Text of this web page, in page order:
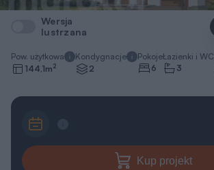
Wersja
lustrzana
Pow. użytkowa
144,1m2
Kondygnacje
2
Pokoje
6
Łazienki i WC
3
Kup projekt